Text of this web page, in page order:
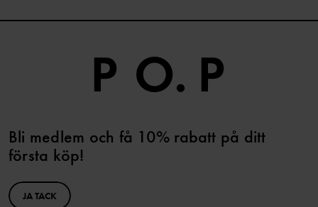
Bli medlem och få 10% rabatt på ditt
första köp!
JA TACK